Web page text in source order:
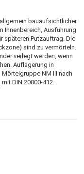
bauaufsichtlicher
Innenbereich, Ausführung
späteren Putzauftrag. Die
sind zu vermörteln.
verlegt werden, wenn
Auflagerung in
NM III nach
DIN 20000-412.